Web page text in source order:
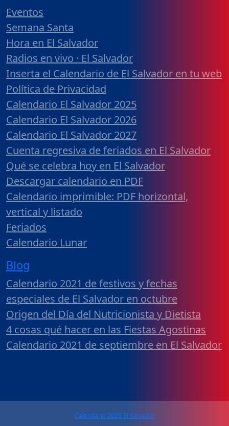
Eventos
Semana Santa
Hora en El Salvador
Radios en vivo · El Salvador
Inserta el Calendario de El Salvador en tu web
Política de Privacidad
Calendario El Salvador 2025
Calendario El Salvador 2026
Calendario El Salvador 2027
Cuenta regresiva de feriados en El Salvador
Qué se celebra hoy en El Salvador
Descargar calendario en PDF
Calendario imprimible: PDF horizontal,
vertical y listado
Feriados
Calendario Lunar
Blog
Calendario 2021 de festivos y fechas
especiales de El Salvador en octubre
Origen del Día del Nutricionista y Dietista
4 cosas qué hacer en las Fiestas Agostinas
Calendario 2021 de septiembre en El Salvador
Calendario 2026 El Salvador